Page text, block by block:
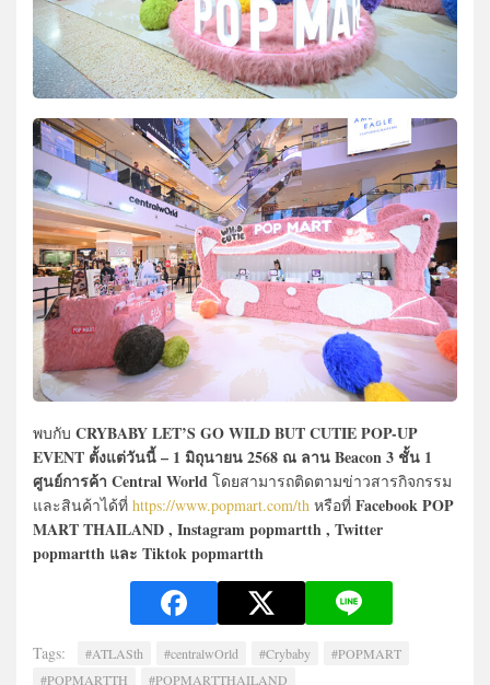
พบกับ CRYBABY LET’S GO WILD BUT CUTIE POP-UP
EVENT ตั้งแต่วันนี้ – 1 มิถุนายน 2568 ณ ลาน Beacon 3 ชั้น 1
ศูนย์การค้า Central World โดยสามารถติดตามข่าวสารกิจกรรม
และสินค้าได้ที่ https://www.popmart.com/th หรือที่ Facebook POP
MART THAILAND , Instagram popmartth , Twitter
popmartth และ Tiktok popmartth
Tags: #ATLASth #centralwOrld #Crybaby
#POPMART
#POPMARTTH
#POPMARTTHAILAND